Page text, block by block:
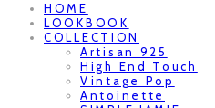
HOME
LOOKBOOK
COLLECTION
Artisan 925
High End Touch
Vintage Pop
Antoinette